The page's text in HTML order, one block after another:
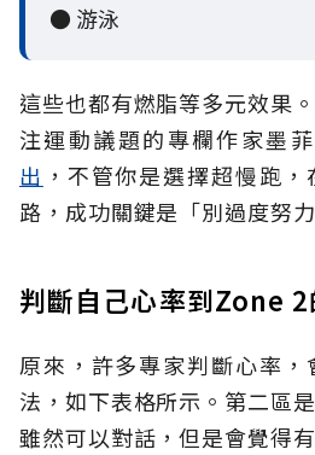
● 游泳
這些也都有燃脂等多元效果
注運動議題的專欄作家墨
出 ，不管你是選擇超慢跑
路，成功關鍵是「別過度努力
判斷自己心率到Zone
原來，許多專家判斷心率
法，如下表格所示。第二區
雖然可以對話，但是會覺得